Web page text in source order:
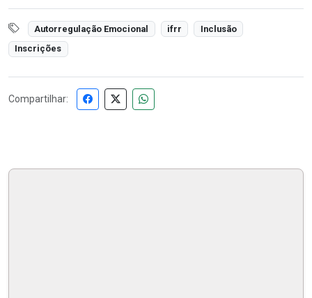
Autorregulação Emocional ifrr
Inclusão
Inscrições
Compartilhar: